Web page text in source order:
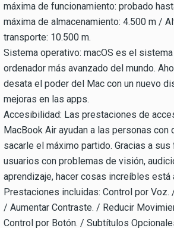
máxima de funcionamiento: probado
máxima de almacenamiento: 4.500 m /
transporte: 10.500 m.
Sistema operativo: macOS es el
ordenador más avanzado del mundo.
desata el poder del Mac con un nuevo
mejoras en las apps.
Accesibilidad: Las prestaciones de
MacBook Air ayudan a las personas con
sacarle el máximo partido. Gracias a
usuarios con problemas de visión,
aprendizaje, hacer cosas increíbles está
Prestaciones incluidas: Control por Voz.
/ Aumentar Contraste. / Reducir
Control por Botón. / Subtítulos